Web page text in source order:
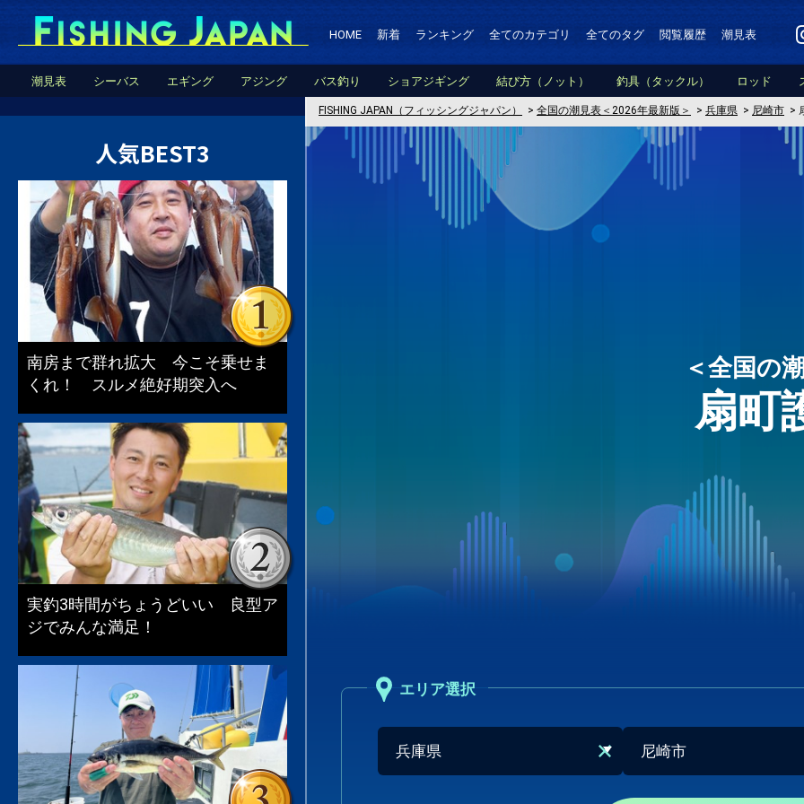
HOME 新着 ランキング 全てのカテゴリ 全てのタグ 閲覧履歴 潮見表
潮見表 シーバス エギング アジング バス釣り ショアジギング 結び方（ノット） 釣具（タックル） ロッド
FISHING JAPAN（フィッシングジャパン） > 全国の潮見表＜2026年最新版＞ > 兵庫県 > 尼崎市 >
＜全国の
扇町
エリア選択
人気BEST3
南房まで群れ拡大 今こそ乗せま
くれ！ スルメ絶好期突入へ
実釣3時間がちょうどいい 良型ア
ジでみんな満足！